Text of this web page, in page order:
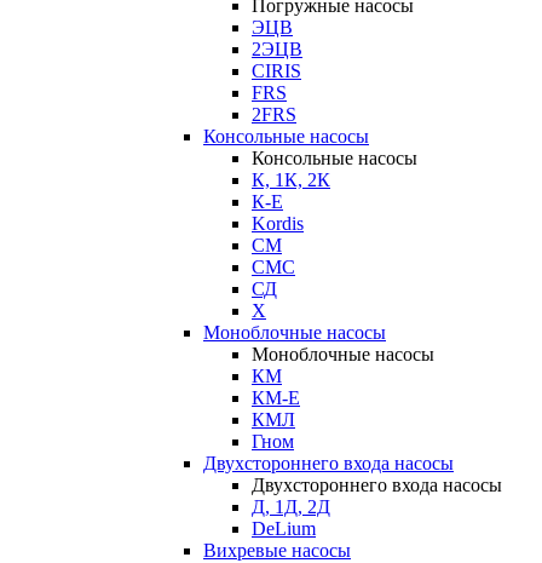
Погружные насосы
ЭЦВ
2ЭЦВ
CIRIS
FRS
2FRS
Консольные насосы
Консольные насосы
К, 1К, 2К
К-Е
Kordis
СМ
СМС
СД
Х
Моноблочные насосы
Моноблочные насосы
КМ
КМ-Е
КМЛ
Гном
Двухстороннего входа насосы
Двухстороннего входа насосы
Д, 1Д, 2Д
DeLium
Вихревые насосы